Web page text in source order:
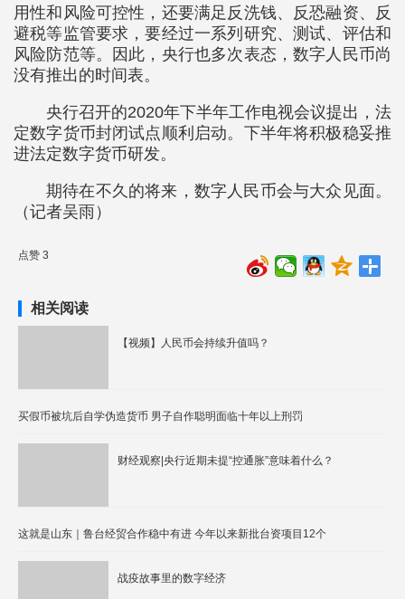
用性和风险可控性，还要满足反洗钱、反恐融资、反
避税等监管要求，要经过一系列研究、测试、评估和
风险防范等。因此，央行也多次表态，数字人民币尚
没有推出的时间表。
央行召开的2020年下半年工作电视会议提出，法
定数字货币封闭试点顺利启动。下半年将积极稳妥推
进法定数字货币研发。
期待在不久的将来，数字人民币会与大众见面。
（记者吴雨）
点赞 3
相关阅读
【视频】人民币会持续升值吗？
买假币被坑后自学伪造货币 男子自作聪明面临十年以上刑罚
财经观察|央行近期未提“控通胀”意味着什么？
这就是山东｜鲁台经贸合作稳中有进 今年以来新批台资项目12个
战疫故事里的数字经济